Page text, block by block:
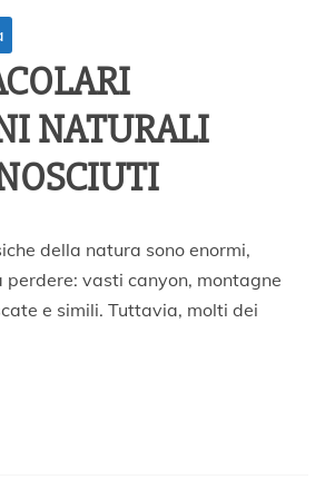
NATURALI
della natura sono enormi,
perdere: vasti canyon, montagne
e simili. Tuttavia, molti dei